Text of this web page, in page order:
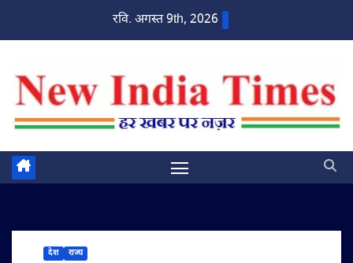
रवि. अगस्त 9th, 2026
देश राज्य